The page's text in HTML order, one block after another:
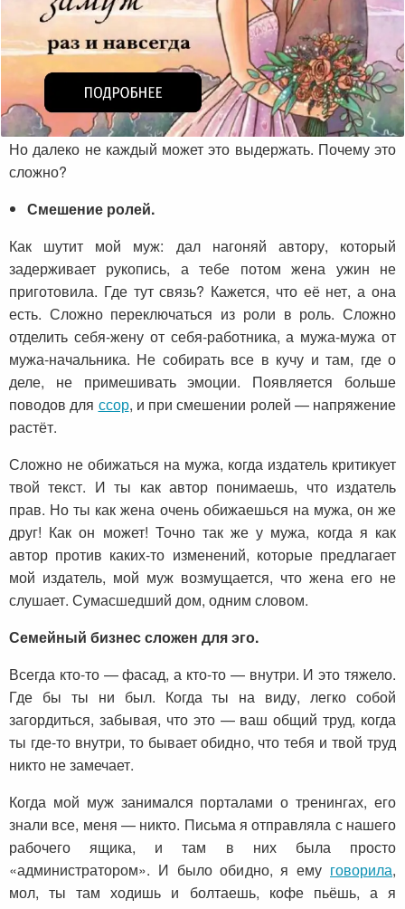
Но далеко не каждый может это выдержать. Почему это
сложно?
Смешение ролей.
Как шутит мой муж: дал нагоняй автору, который
задерживает рукопись, а тебе потом жена ужин не
приготовила. Где тут связь? Кажется, что её нет, а она
есть. Сложно переключаться из роли в роль. Сложно
отделить себя-жену от себя-работника, а мужа-мужа от
мужа-начальника. Не собирать все в кучу и там, где о
деле, не примешивать эмоции. Появляется больше
поводов для ссор, и при смешении ролей — напряжение
растёт.
Сложно не обижаться на мужа, когда издатель критикует
твой текст. И ты как автор понимаешь, что издатель
прав. Но ты как жена очень обижаешься на мужа, он же
друг! Как он может! Точно так же у мужа, когда я как
автор против каких-то изменений, которые предлагает
мой издатель, мой муж возмущается, что жена его не
слушает. Сумасшедший дом, одним словом.
Семейный бизнес сложен для эго.
Всегда кто-то — фасад, а кто-то — внутри. И это тяжело.
Где бы ты ни был. Когда ты на виду, легко собой
загордиться, забывая, что это — ваш общий труд, когда
ты где-то внутри, то бывает обидно, что тебя и твой труд
никто не замечает.
Когда мой муж занимался порталами о тренингах, его
знали все, меня — никто. Письма я отправляла с нашего
рабочего ящика, и там в них была просто
«администратором». И было обидно, я ему говорила,
мол, ты там ходишь и болтаешь, кофе пьёшь, а я